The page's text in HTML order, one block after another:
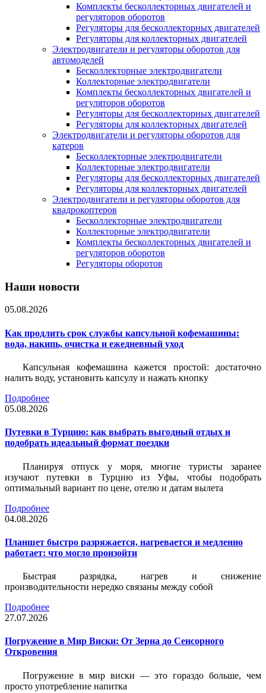
Комплекты бесколлекторных двигателей и
регуляторов оборотов
Регуляторы для бесколлекторных двигателей
Регуляторы для коллекторных двигателей
Электродвигатели и регуляторы оборотов для
автомоделей
Бесколлекторные электродвигатели
Коллекторные электродвигатели
Комплекты бесколлекторных двигателей и
регуляторов оборотов
Регуляторы для бесколлекторных двигателей
Регуляторы для коллекторных двигателей
Электродвигатели и регуляторы оборотов для
катеров
Бесколлекторные электродвигатели
Коллекторные электродвигатели
Регуляторы для бесколлекторных двигателей
Регуляторы для коллекторных двигателей
Электродвигатели и регуляторы оборотов для
квадрокоптеров
Бесколлекторные электродвигатели
Коллекторные электродвигатели
Комплекты бесколлекторных двигателей и
регуляторов оборотов
Регуляторы оборотов
Наши новости
05.08.2026
Как продлить срок службы капсульной кофемашины:
вода, накипь, очистка и ежедневный уход
Капсульная кофемашина кажется простой: достаточно
налить воду, установить капсулу и нажать кнопку
Подробнее
05.08.2026
Путевки в Турцию: как выбрать выгодный отдых и
подобрать идеальный формат поездки
Планируя отпуск у моря, многие туристы заранее
изучают путевки в Турцию из Уфы, чтобы подобрать
оптимальный вариант по цене, отелю и датам вылета
Подробнее
04.08.2026
Планшет быстро разряжается, нагревается и медленно
работает: что могло произойти
Быстрая разрядка, нагрев и снижение
производительности нередко связаны между собой
Подробнее
27.07.2026
Погружение в Мир Виски: От Зерна до Сенсорного
Откровения
Погружение в мир виски — это гораздо больше, чем
просто употребление напитка